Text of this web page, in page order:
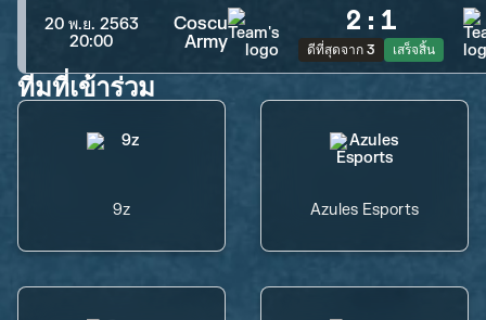
20 พ.ย. 2563
20:00
Coscu
Army
2 : 1
ดีที่สุดจาก 3 เสร็จสิ้น
ทีมที่เข้าร่วม
9z Azules Esports